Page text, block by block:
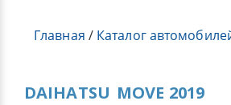
Главная / Каталог
DAIHATSU MOVE 2019